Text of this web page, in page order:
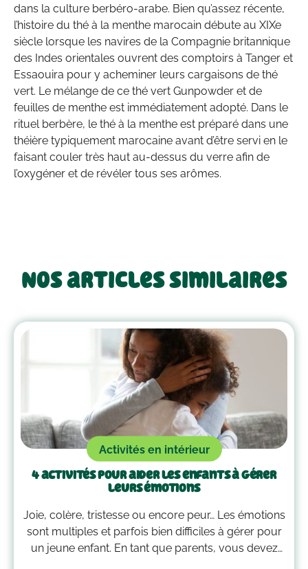
dans la culture berbéro-arabe. Bien qu’assez récente,
l’histoire du thé à la menthe marocain débute au XIXe
siècle lorsque les navires de la Compagnie britannique
des Indes orientales ouvrent des comptoirs à Tanger et
Essaouira pour y acheminer leurs cargaisons de thé
vert. Le mélange de ce thé vert Gunpowder et de
feuilles de menthe est immédiatement adopté. Dans le
rituel berbère, le thé à la menthe est préparé dans une
théière typiquement marocaine avant d’être servi en le
faisant couler très haut au-dessus du verre afin de
l’oxygéner et de révéler tous ses arômes.
Nos articles similaires
Activités en intérieur
4 activités pour aider les enfants à gérer
leurs émotions
Joie, colère, tristesse ou encore peur… Les émotions
sont multiples et parfois bien difficiles à gérer pour
un jeune enfant. En tant que parents, vous devez